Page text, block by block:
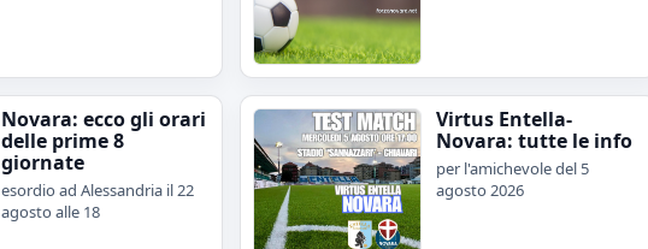
Novara: ecco gli orari
delle prime 8
giornate
esordio ad Alessandria il 22
agosto alle 18
Virtus Entella-
Novara: tutte le info
per l'amichevole del 5
agosto 2026